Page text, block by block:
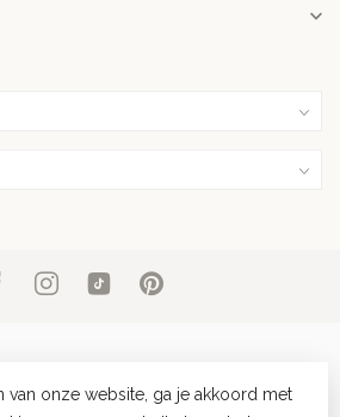
van onze website, ga je akkoord met